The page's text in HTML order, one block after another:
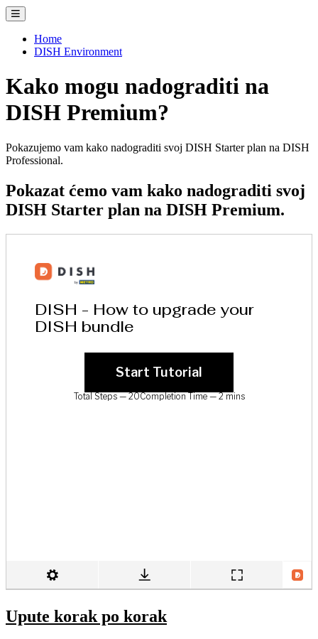
Home
DISH Environment
Kako mogu nadograditi na
DISH Premium?
Pokazujemo vam kako nadograditi svoj DISH Starter plan na DISH
Professional.
Pokazat ćemo vam kako nadograditi svoj
DISH Starter plan na DISH Premium.
Upute korak po korak